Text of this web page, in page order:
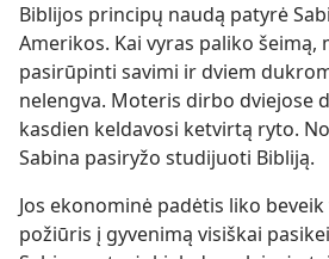
Biblijos principų naudą patyrė
Amerikos. Kai vyras paliko šeimą,
pasirūpinti savimi ir dviem
nelengva. Moteris dirbo dviejose
kasdien keldavosi ketvirtą ryto.
Sabina pasiryžo studijuoti Bibliją.
Jos ekonominė padėtis liko
požiūris į gyvenimą visiškai